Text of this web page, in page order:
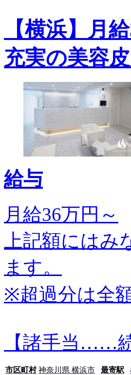
【横浜】月
充実の美容
給与
月給36万円～
上記額には
ます。
※超過分は全
【諸手当……
市区町村 神奈川県 横浜市 最寄駅